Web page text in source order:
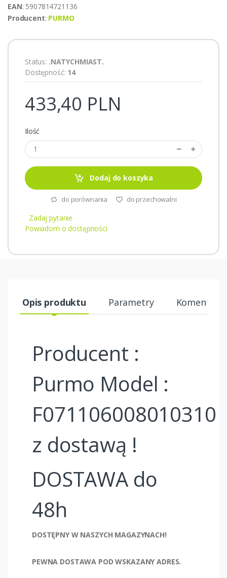
EAN: 5907814721136
Producent: PURMO
Status: .NATYCHMIAST.
Dostępność: 14
433,40 PLN
Ilość
Dodaj do koszyka
do porównania do przechowalni
Zadaj pytanie
Powiadom o dostępności
Opis produktu Parametry
Producent :
Purmo Model :
F071106008010310
z dostawą !
DOSTAWA do
48h
DOSTĘPNY W NASZYCH MAGAZYNACH!
PEWNA DOSTAWA POD WSKAZANY ADRES.